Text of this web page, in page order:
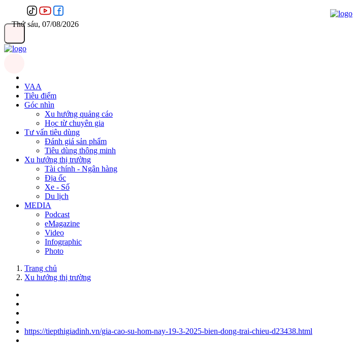
Thứ sáu, 07/08/2026
VAA
Tiêu điểm
Góc nhìn
Xu hướng quảng cáo
Học từ chuyên gia
Tư vấn tiêu dùng
Đánh giá sản phẩm
Tiêu dùng thông minh
Xu hướng thị trường
Tài chính - Ngân hàng
Địa ốc
Xe - Số
Du lịch
MEDIA
Podcast
eMagazine
Video
Infographic
Photo
Trang chủ
Xu hướng thị trường
https://tiepthigiadinh.vn/gia-cao-su-hom-nay-19-3-2025-bien-dong-trai-chieu-d23438.html